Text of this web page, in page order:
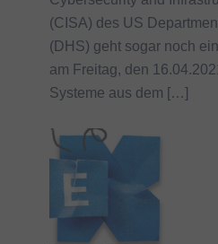
(CISA) des US
(DHS) geht sogar noch
am Freitag, den
Systeme aus dem […]